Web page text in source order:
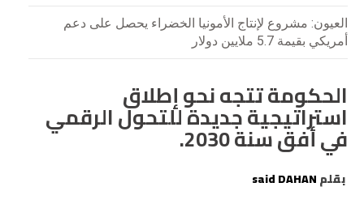
العيون: مشروع لإنتاج الأمونيا الخضراء يحصل على دعم
أمريكي بقيمة 5.7 ملايين دولار
الحكومة تتجه نحو إطلاق
استراتيجية جديدة للتحول الرقمي
في أفق سنة 2030.
بقلمsaid DAHAN